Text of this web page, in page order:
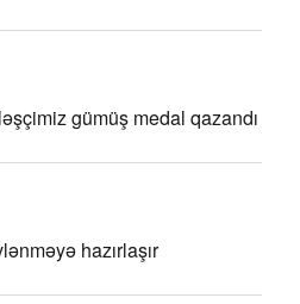
gümüş medal qazandı
hazırlaşır